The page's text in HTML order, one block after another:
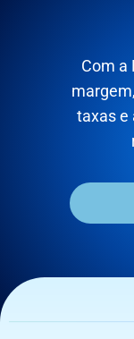
Com a
taxas e